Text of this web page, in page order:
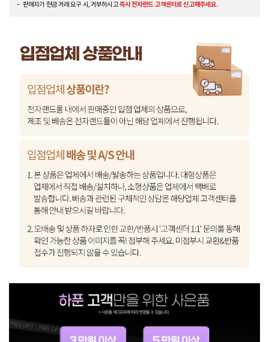
판매자가 현금 거래 요구 시, 거부하시고즉시 전자랜드 고객센터로 신고해주세요.